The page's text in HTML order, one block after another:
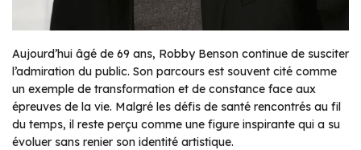
Aujourd’hui âgé de 69 ans, Robby Benson continue de susciter
l’admiration du public. Son parcours est souvent cité comme
un exemple de transformation et de constance face aux
épreuves de la vie. Malgré les défis de santé rencontrés au fil
du temps, il reste perçu comme une figure inspirante qui a su
évoluer sans renier son identité artistique.